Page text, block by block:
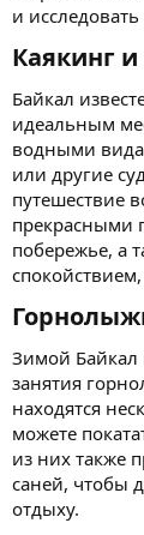
и исследовать
Каякинг
Байкал
идеальным
водными
или другие
путешествие
прекрасными
побережье, а
Зимой Байкал
занятия
находятся
можете
из них также
саней, чтобы
отдыху.